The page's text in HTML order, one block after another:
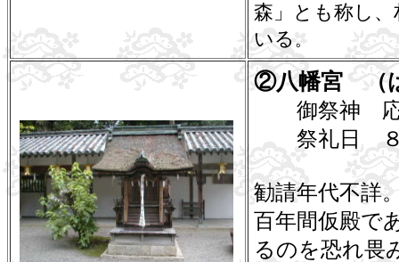
森」とも称し
いる 。
②八幡宮 （
御祭神 応神
祭礼日 ８
勧請年代不詳
百年間仮殿で
るのを恐れ畏